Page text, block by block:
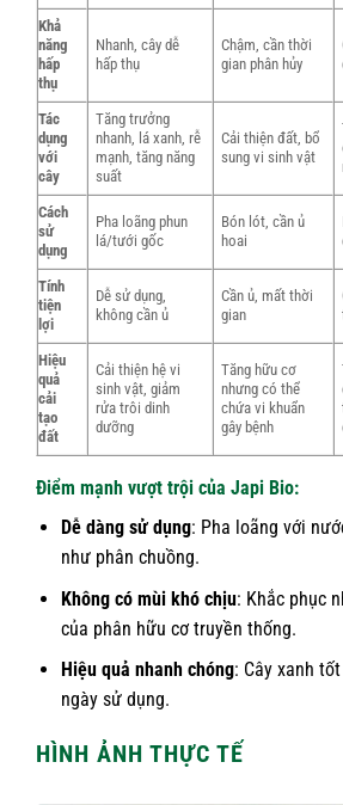
Khả
năng
hấp
thụ
Nhanh, cây dễ
hấp thụ
Chậm, cần thời
gian phân hủy
Tác
dụng
với
cây
Tăng trưởng
nhanh, lá xanh, rễ
mạnh, tăng năng
suất
Cải thiện đất, bổ
sung vi sinh vật
Cách
sử
dụng
Pha loãng phun
lá/tưới gốc
Bón lót, cần ủ
hoai
Tính
tiện
lợi
Dễ sử dụng,
không cần ủ
Cần ủ, mất thời
gian
Hiệu
quả
cải
tạo
đất
Cải thiện hệ vi
sinh vật, giảm
rửa trôi dinh
dưỡng
Tăng hữu cơ
nhưng có thể
chứa vi khuẩn
gây bệnh
Điểm mạnh vượt trội của Japi Bio:
Dễ dàng sử dụng: Pha loãng với
như phân chuồng.
Không có mùi khó chịu: Khắc phục
của phân hữu cơ truyền thống.
Hiệu quả nhanh chóng: Cây xanh
ngày sử dụng.
HÌNH ẢNH THỰC TẾ